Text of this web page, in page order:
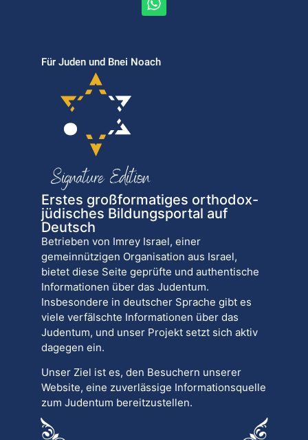
Für Juden und Bnei Noach
Erstes großformatiges orthodox-
jüdisches Bildungsportal auf
Deutsch
Betrieben von Imrey Israel, einer
gemeinnützigen Organisation aus Israel,
bietet diese Seite geprüfte und authentische
Informationen über das Judentum.
Insbesondere in deutscher Sprache gibt es
viele verfälschte Informationen über das
Judentum, und unser Projekt setzt sich aktiv
dagegen ein.
Unser Ziel ist es, den Besuchern unserer
Website, eine zuverlässige Informationsquelle
zum Judentum bereitzustellen.